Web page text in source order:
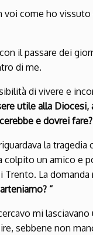
voi come ho
il passare dei
di me.
di vivere e
utile alla
e dovrei fare?
la
colpito un amico e
Trento. La
“
mi
sebbene non